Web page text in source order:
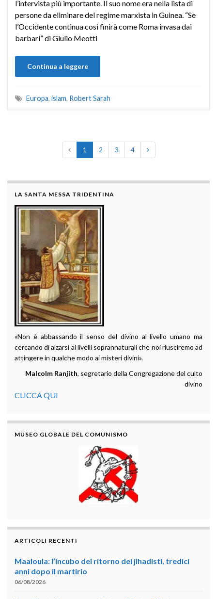
l’intervista più importante. Il suo nome era nella lista di
persone da eliminare del regime marxista in Guinea. “Se
l’Occidente continua così finirà come Roma invasa dai
barbari” di Giulio Meotti
Continua a leggere
Europa, islam, Robert Sarah
1 2 3 4
LA SANTA MESSA TRIDENTINA
«Non è abbassando il senso del divino al livello umano ma
cercando di alzarsi ai livelli soprannaturali che noi riusciremo ad
attingere in qualche modo ai misteri divini».
Malcolm Ranjith, segretario della Congregazione del culto
divino
CLICCA QUI
MUSEO GLOBALE DEL COMUNISMO
ARTICOLI RECENTI
Maaloula: l’incubo del ritorno dei jihadisti, tredici
anni dopo il martirio
06/08/2026